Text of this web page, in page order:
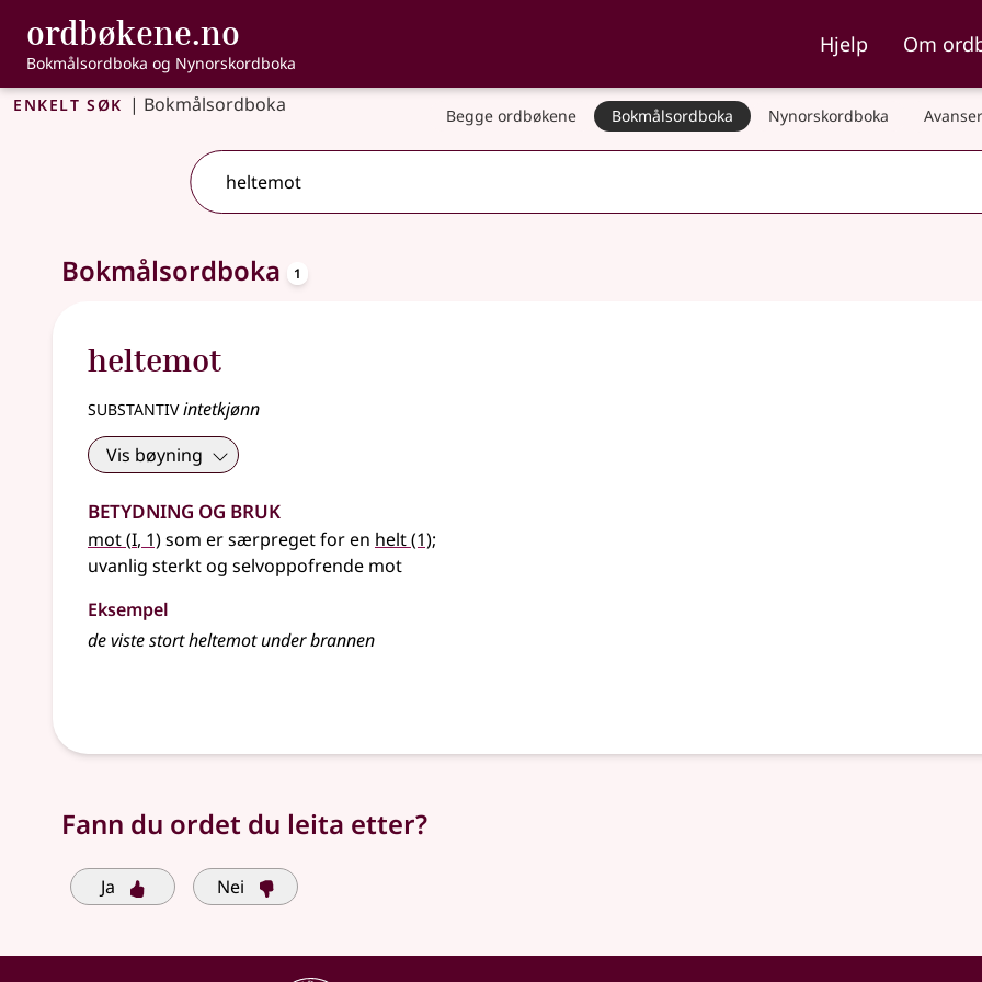
Gå til hovudinnhald
Tilgjenge
ordbøkene.no , Bokmålsordboka og Nynorskordboka
Bokmålsordboka og Nynorskordboka
Hjelp Om
Enkelt søk | Bokmålsordboka Begge ordbøkene Bokmålsordboka Nynorskordboka
Eitt treff.Ytterlegare søkjeforslag tilgjengelege
Bokmålsordboka 1
heltemot
substantivintetkjønn
Vis bøyning
Betydning og bruk
mot(1
I, 1)som er særpreget for en helt(1);
uvanlig sterkt og selvoppofrende mot
Eksempel
de viste stort heltemot under brannen
Fann du ordet du leita etter?
Ja Nei